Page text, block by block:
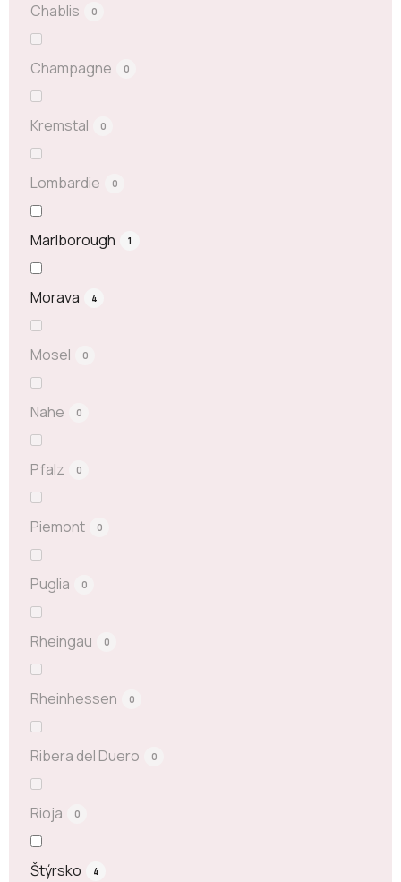
Chablis 0
Champagne 0
Kremstal 0
Lombardie 0
Marlborough 1
Morava 4
Mosel 0
Nahe 0
Pfalz 0
Piemont 0
Puglia 0
Rheingau 0
Rheinhessen 0
Ribera del Duero 0
Rioja 0
Štýrsko 4